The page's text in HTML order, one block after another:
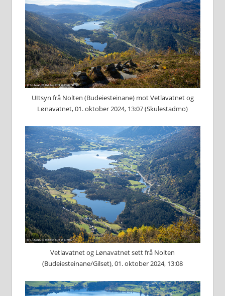
UItsyn frå Nolten (Budeiesteinane) mot Vetlavatnet og
Lønavatnet, 01. oktober 2024, 13:07 (Skulestadmo)
Vetlavatnet og Lønavatnet sett frå Nolten
(Budeiesteinane/Gilset), 01. oktober 2024, 13:08